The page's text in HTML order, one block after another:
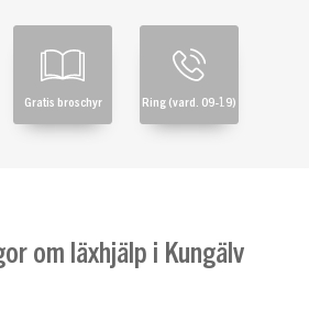
Gratis broschyr Ring (vard. 09-19)
om läxhjälp i Kungälv